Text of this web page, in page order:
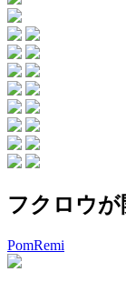
フクロウが
PomRemi